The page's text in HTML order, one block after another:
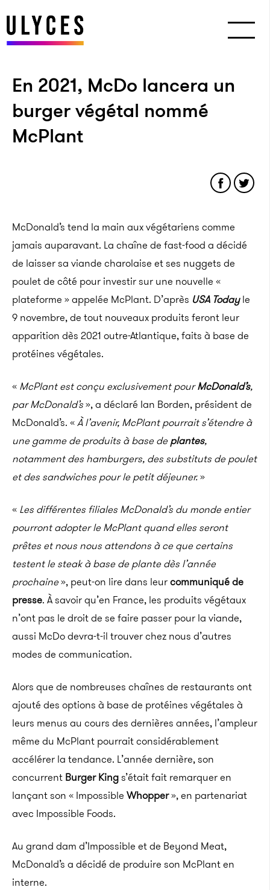
En 2021, McDo lancera un
burger végétal nommé
McPlant
McDonald’s tend la main aux végétariens comme
jamais auparavant. La chaîne de fast-food a décidé
de laisser sa viande charolaise et ses nuggets de
poulet de côté pour investir sur une nouvelle «
plateforme » appelée McPlant. D’après USA Todayle
9 novembre, de tout nouveaux produits feront leur
apparition dès 2021 outre-Atlantique, faits à base de
protéines végétales.
« McPlant est conçu exclusivement pourMcDonald’s,
par McDonald’s», a déclaré Ian Borden, président de
McDonald’s. «À l’avenir, McPlant pourrait s’étendre à
une gamme de produits à base deplantes,
notamment des hamburgers, des substituts de poulet
et des sandwiches pour le petit déjeuner.»
« Les différentes filiales McDonald’s du monde entier
pourront adopter le McPlant quand elles seront
prêtes et nous nous attendons à ce que certains
testent le steak à base de plante dès l’année
prochaine», peut-on lire dans leurcommuniqué de
presse. À savoir qu’en France, les produits végétaux
n’ont pas le droit de se faire passer pour la viande,
aussi McDo devra-t-il trouver chez nous d’autres
modes de communication.
Alors que de nombreuses chaînes de restaurants ont
ajouté des options à base de protéines végétales à
leurs menus au cours des dernières années, l’ampleur
même du McPlant pourrait considérablement
accélérer la tendance. L’année dernière, son
concurrent Burger Kings’était fait remarquer en
lançant son « Impossible Whopper», en partenariat
avec Impossible Foods.
Au grand dam d’Impossible et de Beyond Meat,
McDonald’s a décidé de produire son McPlant en
interne.